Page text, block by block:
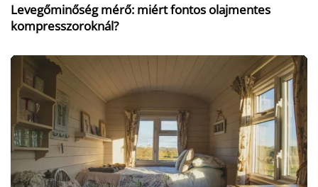
Levegőminőség mérő: miért fontos olajmentes
kompresszoroknál?